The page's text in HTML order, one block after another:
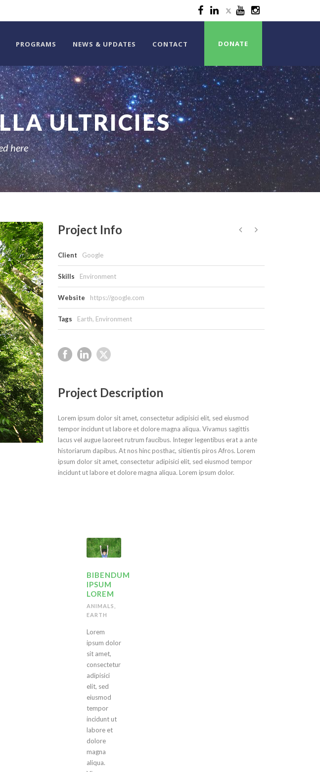
PROGRAMS NEWS & UPDATES CONTACT DONATE
ULTRICIES
here
Project Info
Client Google
Skills Environment
Website https://google.com
Tags Earth, Environment
Project Description
Lorem ipsum dolor sit amet, consectetur adipisici elit, sed eiusmod
tempor incidunt ut labore et dolore magna aliqua. Vivamus sagittis
lacus vel augue laoreet rutrum faucibus. Integer legentibus erat a ante
historiarum dapibus. At nos hinc posthac, sitientis piros Afros. Lorem
ipsum dolor sit amet, consectetur adipisici elit, sed eiusmod tempor
incidunt ut labore et dolore magna aliqua. Lorem ipsum dolor.
BIBENDUM
IPSUM
LOREM
ANIMALS
EARTH
Lorem
ipsum dolor
sit amet,
consectetur
adipisici
elit, sed
eiusmod
tempor
incidunt ut
labore et
dolore
magna
aliqua.